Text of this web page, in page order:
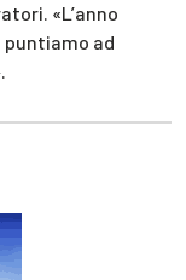
«L’anno
puntiamo ad